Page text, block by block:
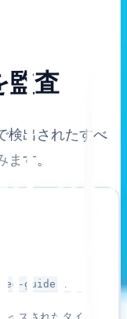
監査
検出されたすべ
す。
aeo-guide
ズされたタイト